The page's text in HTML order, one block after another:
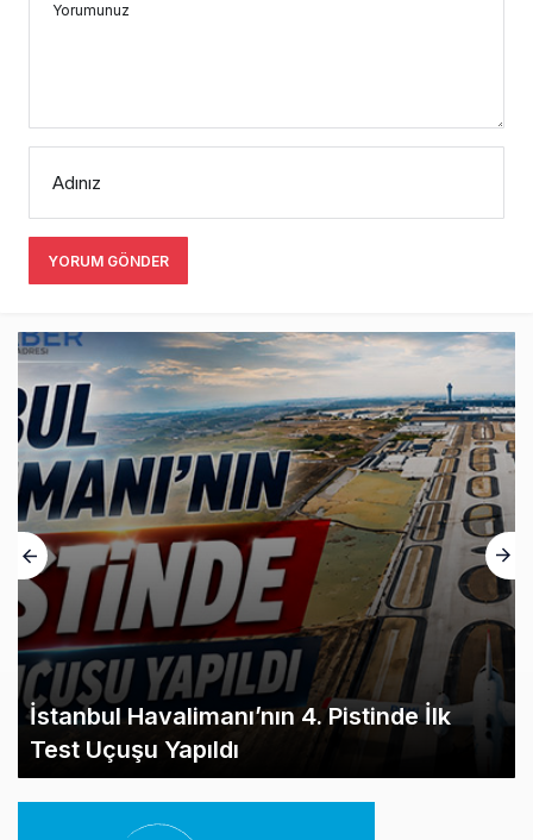
Yorumunuz
Adınız
YORUM GÖNDER
İstanbul Havalimanı’nın 4. Pistinde İlk
Test Uçuşu Yapıldı